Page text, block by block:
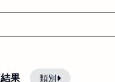
果 類別